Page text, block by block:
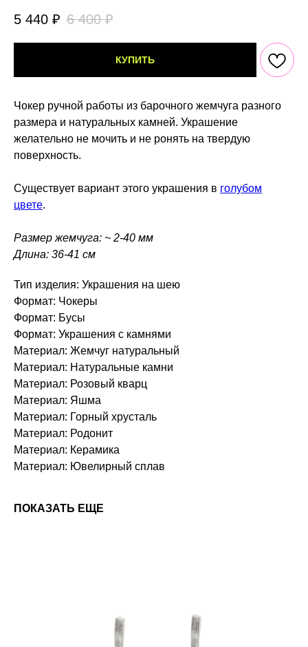
5 440 ₽ 6 400 ₽
КУПИТЬ
Чокер ручной работы из барочного жемчуга разного
размера и натуральных камней. Украшение
желательно не мочить и не ронять на твердую
поверхность.
Существует вариант этого украшения в голубом
цвете.
Размер жемчуга: ~ 2-40 мм
Длина: 36-41 см
Тип изделия: Украшения на шею
Формат: Чокеры
Формат: Бусы
Формат: Украшения с камнями
Материал: Жемчуг натуральный
Материал: Натуральные камни
Материал: Розовый кварц
Материал: Яшма
Материал: Горный хрусталь
Материал: Родонит
Материал: Керамика
Материал: Ювелирный сплав
ПОКАЗАТЬ ЕЩЕ